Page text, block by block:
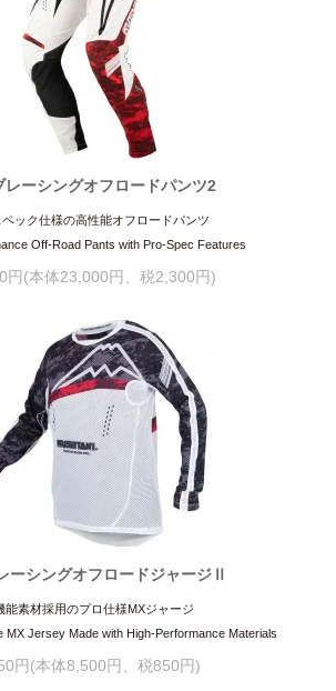
レーシングオフロードパンツ2
ペック仕様の高性能オフロードパンツ
Off-Road Pants with Pro-Spec Features
円(本体23,000円、税2,300円)
ーシングオフロードジャージⅡ
能素材採用のプロ仕様MXジャージ
MX Jersey Made with High-Performance Materials
円(本体8,500円、税850円)